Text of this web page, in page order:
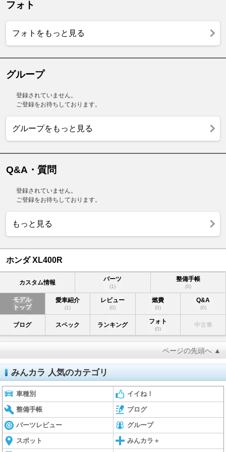
フォト
フォトをもっと見る
グループ
登録されていません。
ご登録をお待ちしております。
グループをもっと見る
Q&A・質問
登録されていません。
ご登録をお待ちしております。
もっと見る
ホンダ XL400R
カスタム情報 パーツ
(1)
整備手帳
(0)
モデル
トップ
愛車紹介
(1)
レビュー
(0)
燃費
(0)
Q&A
(0)
ブログ スペック ランキング フォト
(0)
中古車
ページの先頭へ ▲
みんカラ 人気のカテゴリ
車種別 イイね！
整備手帳 ブログ
パーツレビュー グループ
スポット みんカラ＋